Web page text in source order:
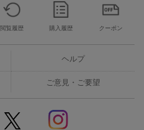
閲覧履歴 購入履歴 クーポン
ヘルプ
ご意見・ご要望